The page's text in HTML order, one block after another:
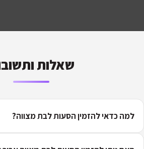
שאלות
למה כדאי להזמין הסעות לבת מצווה?